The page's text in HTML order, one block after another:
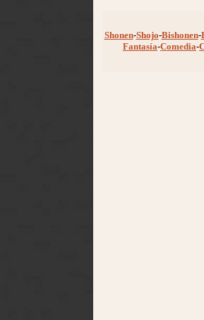
Shonen-Shojo-Bishonen-
Fantasía-Comedia-